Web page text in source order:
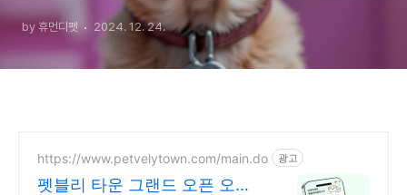
by 휴먼디펫 2024. 12. 24.
https://www.petvelytown.com/main.do 광고
펫블리 타운 그랜드 오픈 오픈